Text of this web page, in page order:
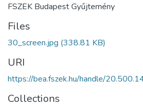
FSZEK Budapest Gyűjtemény
Files
30_screen.jpg (338.81 KB)
URI
https://bea.fszek.hu/handle/
Collections